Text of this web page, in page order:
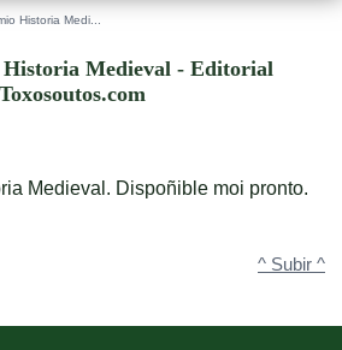
Historia Medi...
Historia Medieval - Editorial
Toxosoutos.com
Medieval. Dispoñible moi pronto.
^ Subir ^